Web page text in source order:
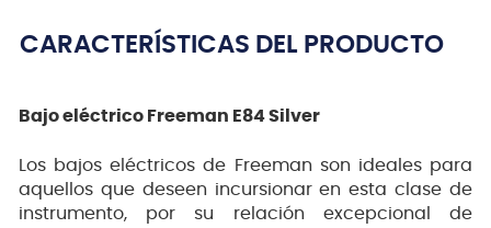
CARACTERÍSTICAS DEL PRODUCTO
Bajo eléctrico Freeman E84 Silver
Los bajos eléctricos de Freeman son ideales para
aquellos que deseen incursionar en esta clase de
instrumento, por su relación excepcional de